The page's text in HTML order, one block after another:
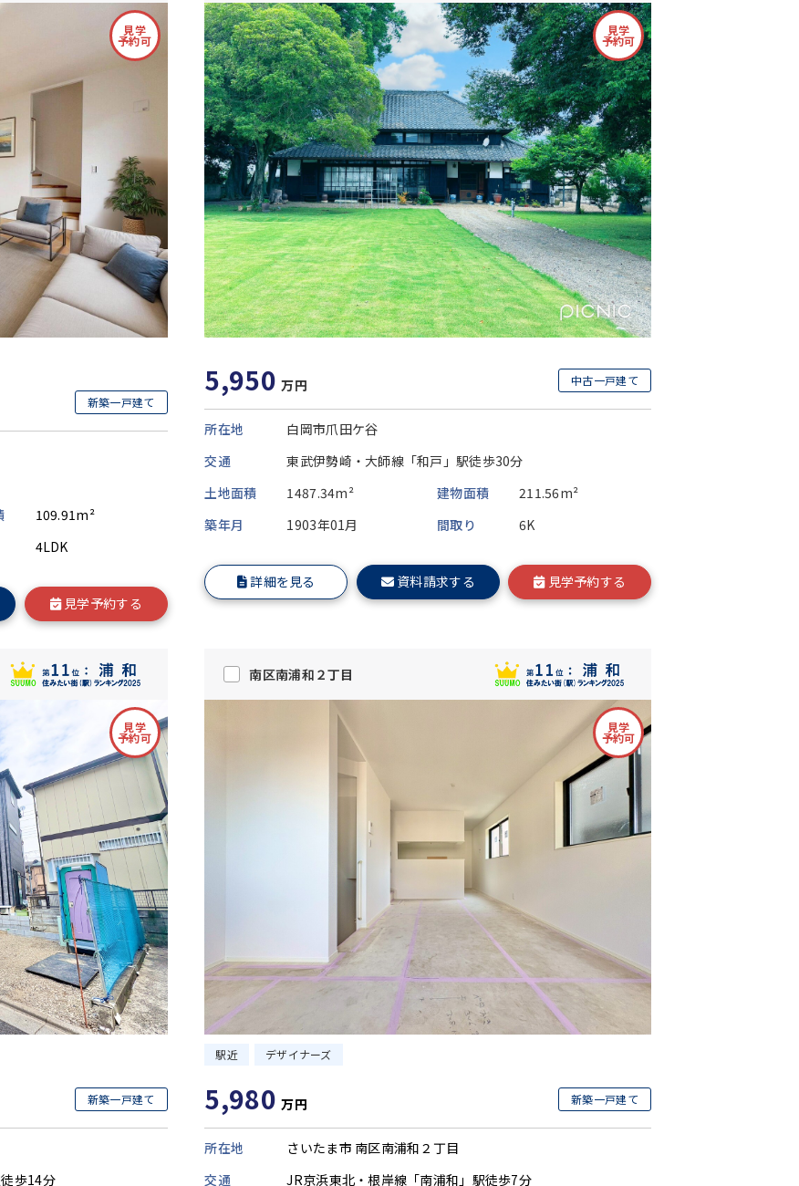
見学
予約可
新築一戸建て
109.91m²
4LDK
見学予約する
見学
予約可
5,950 万円 中古一戸建て
所在地
白岡市爪田ケ谷
交通
東武伊勢崎・大師線「和戸」駅徒歩30分
土地面積
1487.34m² 建物面積
211.56m²
築年月
1903年01月 間取り 6K
詳細を見る 資料請求する 見学予約する
見学
予約可
新築一戸建て
歩14分
南区南浦和２丁目
見学
予約可
駅近 デザイナーズ
5,980 万円 新築一戸建て
所在地
さいたま市 南区南浦和２丁目
交通
JR京浜東北・根岸線「南浦和」駅徒歩7分